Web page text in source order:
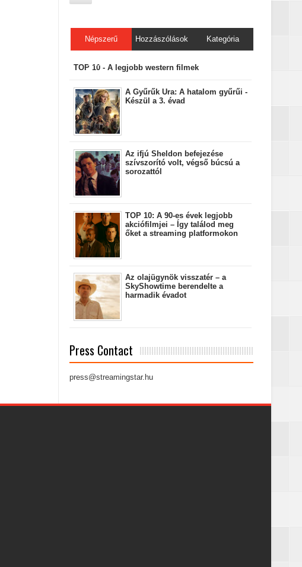
Népszerű Hozzászólások Kategória
TOP 10 - A legjobb western filmek
A Gyűrűk Ura: A hatalom gyűrűi -
Készül a 3. évad
Az ifjú Sheldon befejezése
szívszorító volt, végső búcsú a
sorozattól
TOP 10: A 90-es évek legjobb
akciófilmjei – Így találod meg
őket a streaming platformokon
Az olajügynök visszatér – a
SkyShowtime berendelte a
harmadik évadot
Press Contact
press@streamingstar.hu